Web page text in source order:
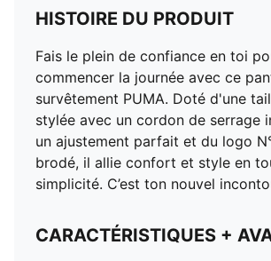
HISTOIRE DU PRODUIT
Fais le plein de confiance en toi
commencer la journée avec ce
survêtement PUMA. Doté d'une
stylée avec un cordon de serrage
un ajustement parfait et du logo
brodé, il allie confort et style en
simplicité. C’est ton nouvel
CARACTÉRISTIQUES +